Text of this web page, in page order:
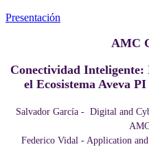
Presentación
AMC
Conectividad Inteligente:
el Ecosistema Aveva
Salvador García - Digital and
Federico Vidal - Application